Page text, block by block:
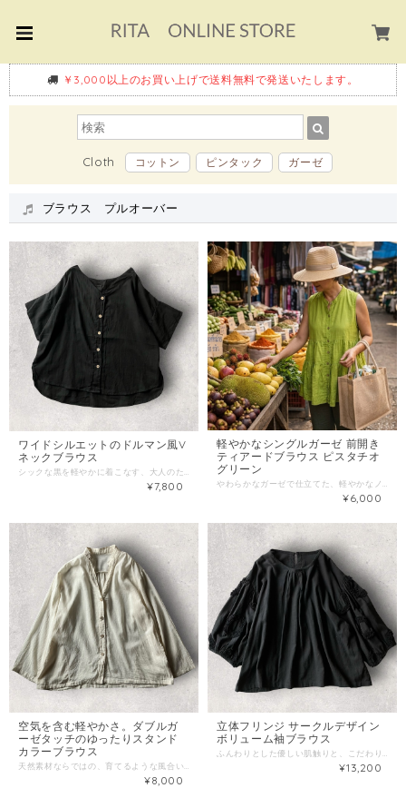
￥3,000以上のお買い上げで送料無料で発送いたします。
Cloth コットン ピンタック ガーゼ
ブラウス プルオーバー
ワイドシルエットのドルマン風V
ネックブラウス
¥7,800
軽やかなシングルガーゼ 前開き
ティアードブラウス ピスタチオ
グリーン
¥6,000
空気を含む軽やかさ。ダブルガ
ーゼタッチのゆったりスタンド
カラーブラウス
¥8,000
立体フリンジ サークルデザイン
ボリューム袖ブラウス
¥13,200